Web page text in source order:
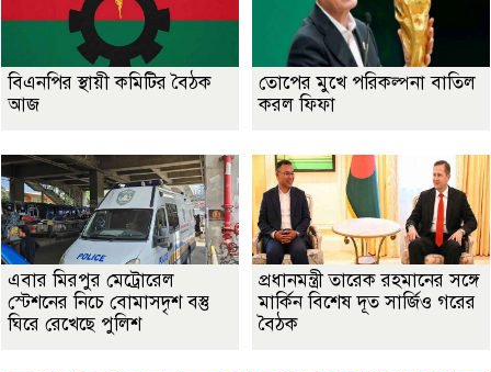
বিএনপির স্থায়ী কমিটির বৈঠক
আজ
তোপের মুখে পরিকল্পনা বাতিল
করল ফিফা
এবার মিরপুর মেট্রোরেল
স্টেশনের নিচে বোমাসদৃশ বস্তু
ঘিরে রেখেছে পুলিশ
প্রধানমন্ত্রী তারেক রহমানের সঙ্গে
মার্কিন বিশেষ দূত সার্জিও গরের
বৈঠক